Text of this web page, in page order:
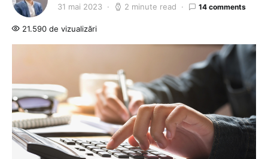
31 mai 2023 2 minute read 14 comments
21.590 de vizualizări